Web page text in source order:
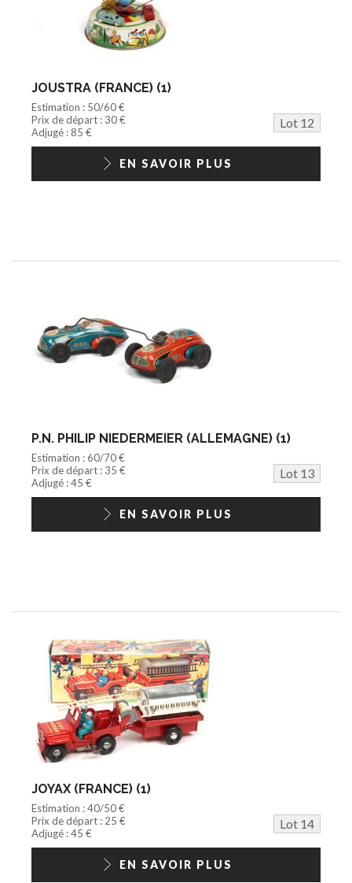
JOUSTRA (FRANCE) (1)
Estimation : 50/60 €
Prix de départ : 30 €
Lot 12
Adjugé : 85 €
EN SAVOIR PLUS
P.N. PHILIP NIEDERMEIER (ALLEMAGNE) (1)
Estimation : 60/70 €
Prix de départ : 35 €
Lot 13
Adjugé : 45 €
EN SAVOIR PLUS
JOYAX (FRANCE) (1)
Estimation : 40/50 €
Prix de départ : 25 €
Lot 14
Adjugé : 45 €
EN SAVOIR PLUS